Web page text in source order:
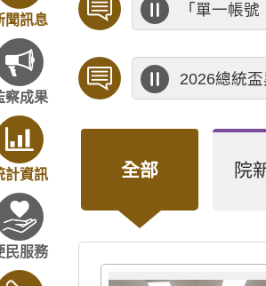
聞訊息
察成果
計資訊
民服務
「單一帳
2026總統
全部 院